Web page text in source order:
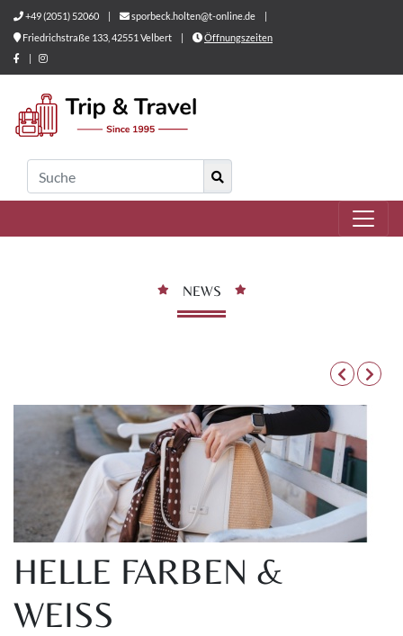
+49 (2051) 52060 | sporbeck.holten@t-online.de
|
Friedrichstraße 133, 42551 Velbert
|
Öffnungszeiten
|
NEWS
HELLE FARBEN &
WEISS